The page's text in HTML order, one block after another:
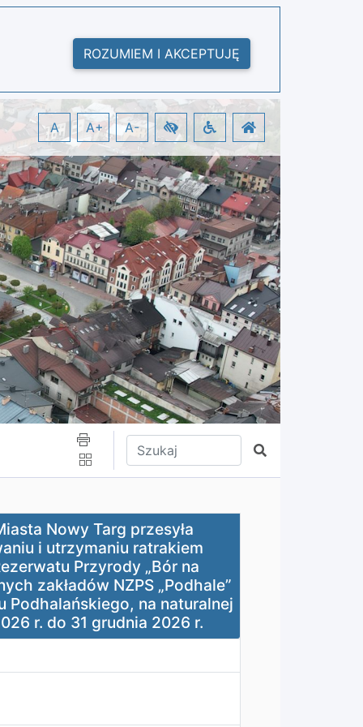
ROZUMIEM I AKCEPTUJĘ
A A+ A-
Wpisz tekst do wyszukania
Szukaj
zaproszenie do złożenia oferty na
Nowy Targ przesyła
i utrzymaniu ratrakiem
Przyrody „Bór na
zakładów NZPS „Podhale”
na naturalnej
r. do 31 grudnia 2026 r.